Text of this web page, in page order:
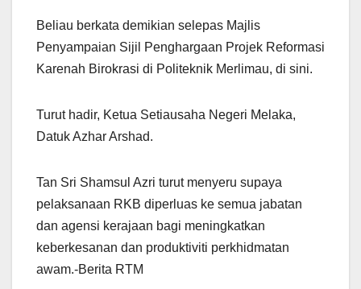
Beliau berkata demikian selepas Majlis
Penyampaian Sijil Penghargaan Projek Reformasi
Karenah Birokrasi di Politeknik Merlimau, di sini.
Turut hadir, Ketua Setiausaha Negeri Melaka,
Datuk Azhar Arshad.
Tan Sri Shamsul Azri turut menyeru supaya
pelaksanaan RKB diperluas ke semua jabatan
dan agensi kerajaan bagi meningkatkan
keberkesanan dan produktiviti perkhidmatan
awam.-Berita RTM